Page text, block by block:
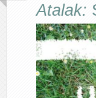
Atalak: